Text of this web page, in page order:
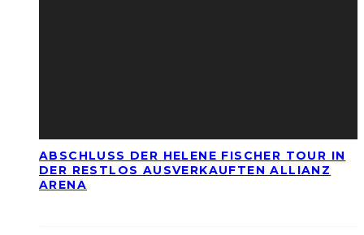
ABSCHLUSS DER HELENE FISCHER TOUR IN
DER RESTLOS AUSVERKAUFTEN ALLIANZ
ARENA